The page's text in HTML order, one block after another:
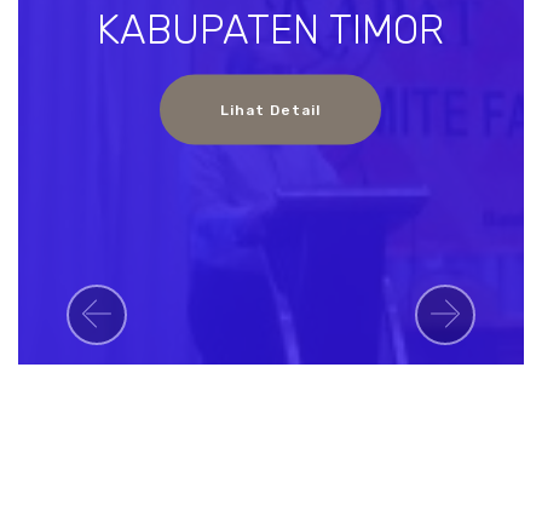
KABUPATEN TIMOR
Lihat Detail
Previous Next